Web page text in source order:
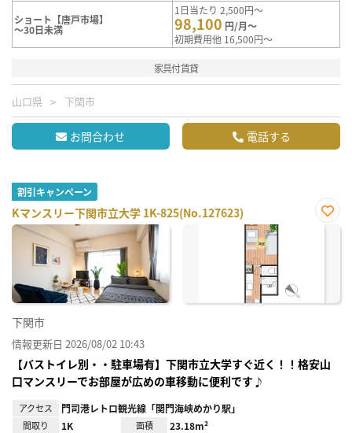
ショート【唐戸市場】
～30日未満
1日当たり 2,500円～
98,100 円/月～
初期費用他 16,500円～
家具付賃貸
山口県 下関市
お問合わせ 電話する
割引キャンペーン
Kマンスリー下関市立大学 1K-825(No.127623)
お気
下関市
情報更新日 2026/08/02 10:43
【バストイレ別・・駐車場有】下関市立大学すぐ近く！！格安山
口マンスリーでお部屋が広めの車移動に便利です♪
アクセス 門司港レトロ観光線「関門海峡めかり駅」
間取り 1K 面積 23.18m²